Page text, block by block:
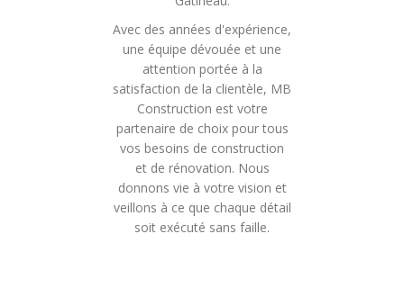
Avec des années d'expérience,
une équipe dévouée et une
attention portée à la
satisfaction de la clientèle, MB
Construction est votre
partenaire de choix pour tous
vos besoins de construction
et de rénovation. Nous
donnons vie à votre vision et
veillons à ce que chaque détail
soit exécuté sans faille.